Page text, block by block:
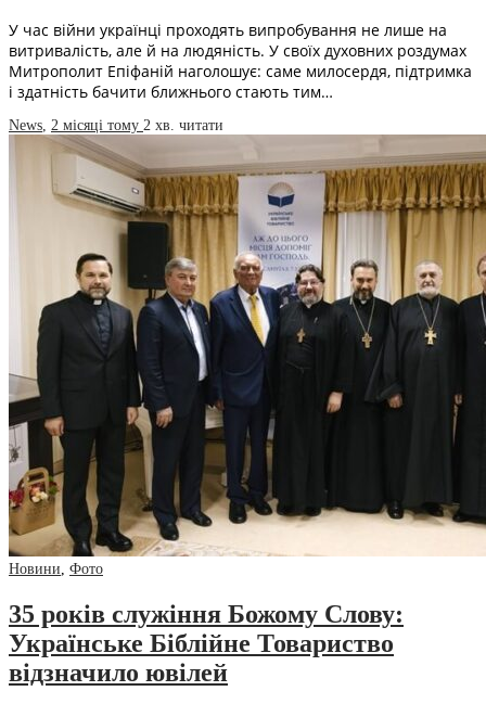
У час війни українці проходять випробування не лише на
витривалість, але й на людяність. У своїх духовних роздумах
Митрополит Епіфаній наголошує: саме милосердя, підтримка
і здатність бачити ближнього стають тим…
News, 2 місяці тому 2 хв. читати
Новини, Фото
35 років служіння Божому Слову:
Українське Біблійне Товариство
відзначило ювілей